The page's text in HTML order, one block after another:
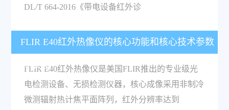
DL/T 664-2016《带电设备红外诊
FLIR E40红外热像仪的核心功能和核心技术参数
有哪些？
FLIR E40红外热像仪是美国FLIR推出的专业级光
电检测设备、无损检测仪器，核心成像采用非制冷
微测辐射热计焦平面阵列，红外分辨率达到